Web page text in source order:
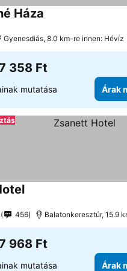
Háza
Gyenesdiás, 8.0 km-re innen: Hévíz
358 Ft
mutatása Árak
Árak megjelenítése
456 Balatonkeresztúr, 15.9
968 Ft
mutatása Árak